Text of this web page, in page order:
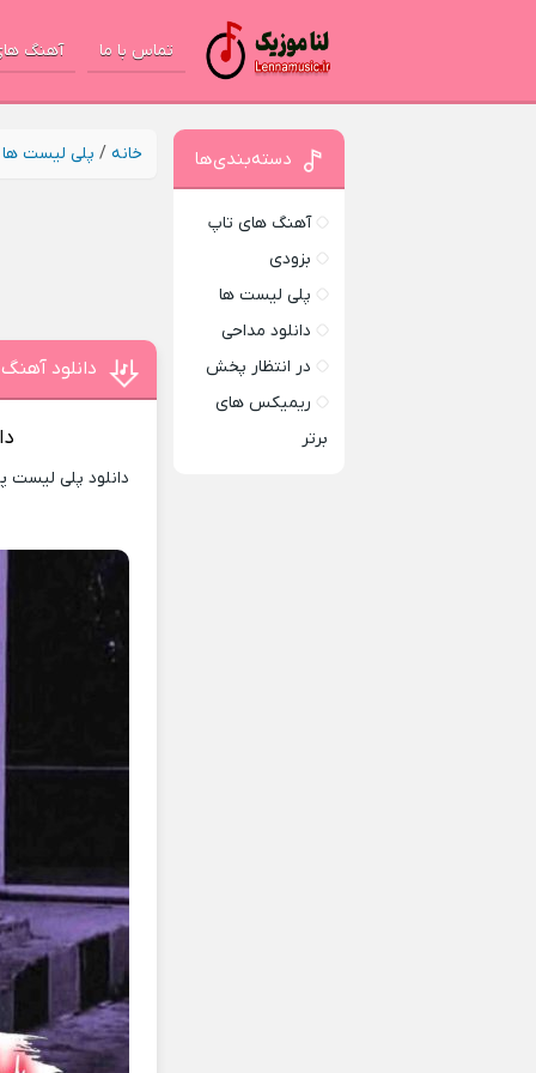
تماس با ما آهنگ
خانه / پلی لیست ها
دانلود
دانلود پلی
دسته‌بندی‌ها
آهنگ های تاپ
بزودی
پلی لیست ها
دانلود مداحی
در انتظار پخش
ریمیکس های
برتر